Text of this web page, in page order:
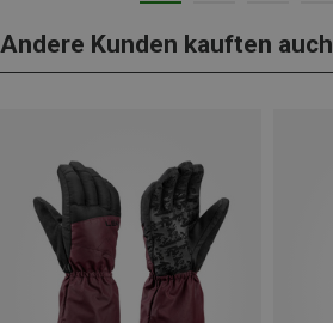
Andere Kunden kauften auch